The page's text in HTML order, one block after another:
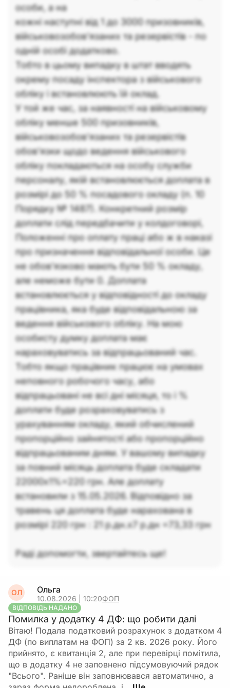
особи, а на
кожні наступні від 1 до 3000 призовників,
військовозобов’язаних та резервістів - по
одній особі додатково.
Тобто в цьому випадку в штат вводять
окрему посаду інспектора з військового
обліку і встановлюють їй оклад.
У той же час, за наявності на військовому
обліку менше 500 призовників,
військовозобов’язаних та резервістів
обов’язки щодо ведення військового
обліку покладаються на особу служби
персоналу, якій встановлюється доплата в
розмірі до 50 % посадового окладу (п. 10
Порядку № 1487). Конкретний розмір
доплати слід передбачити у колдоговорі,
Положенні про оплату праці або ж в наказі
про призначення відповідальної особи. Це
не обов’язково мають бути 50 % окладу,
але неможе бути 0. Доплата
встановлюється у відповідності до окладу
працівника, яка буде відповідальною за
ведення військового обліку. На мою
особисту думку доплата має
нараховуватись за відпрацьований час.
Тобто якщо працівник працює на умовах
неповного робочого часу, або
відпрацьовані не всі дні місяця, то і %
доплати буде розраховуватись з
урахуванням окладу, який обчислений
пропорційно зайнятості або пропорційно
відпрацьованим дням. У вашому випадку
за повний місяць доплата буде складати
22000х1%=220 грн. Але доплату
встановили з 15.05.2026. Відповідно за
травень ця доплата буде нарахована в
розмірі 220 грн : 21 р.дн.х7 р.дн =73,33 грн
Раді допомогти, звертайтесь ще!
ОЛ Ольга
10.08.2026 | 10:20ФОП
ВІДПОВІДЬ НАДАНО
Помилка у додатку 4 ДФ: що робити далі
Вітаю! Подала податковий розрахунок з додатком 4
ДФ (по виплатам на ФОП) за 2 кв. 2026 року. Його
прийнято, є квитанція 2, але при перевірці помітила,
що в додатку 4 не заповнено підсумовуючий рядок
"Всього". Раніше він заповнювався автоматично, а